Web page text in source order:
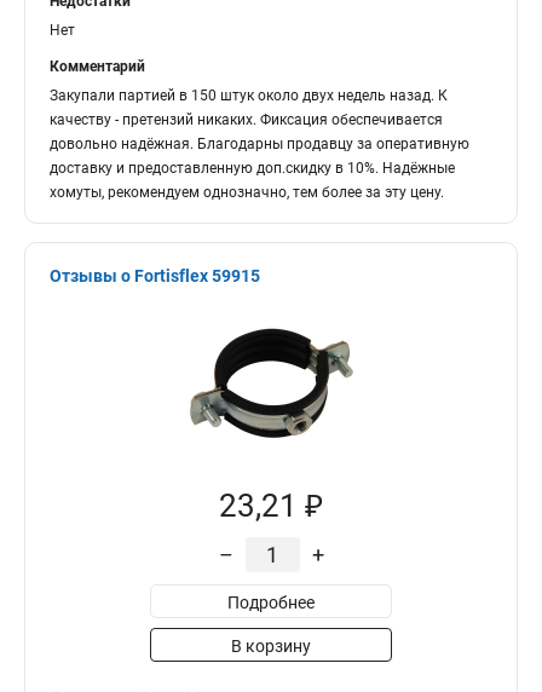
Нет
Комментарий
Закупали партией в 150 штук около двух недель назад. К
качеству - претензий никаких. Фиксация обеспечивается
довольно надёжная. Благодарны продавцу за оперативную
доставку и предоставленную доп.скидку в 10%. Надёжные
хомуты, рекомендуем однозначно, тем более за эту цену.
Отзывы о Fortisflex 59915
23,21 ₽
– +
Подробнее
В корзину